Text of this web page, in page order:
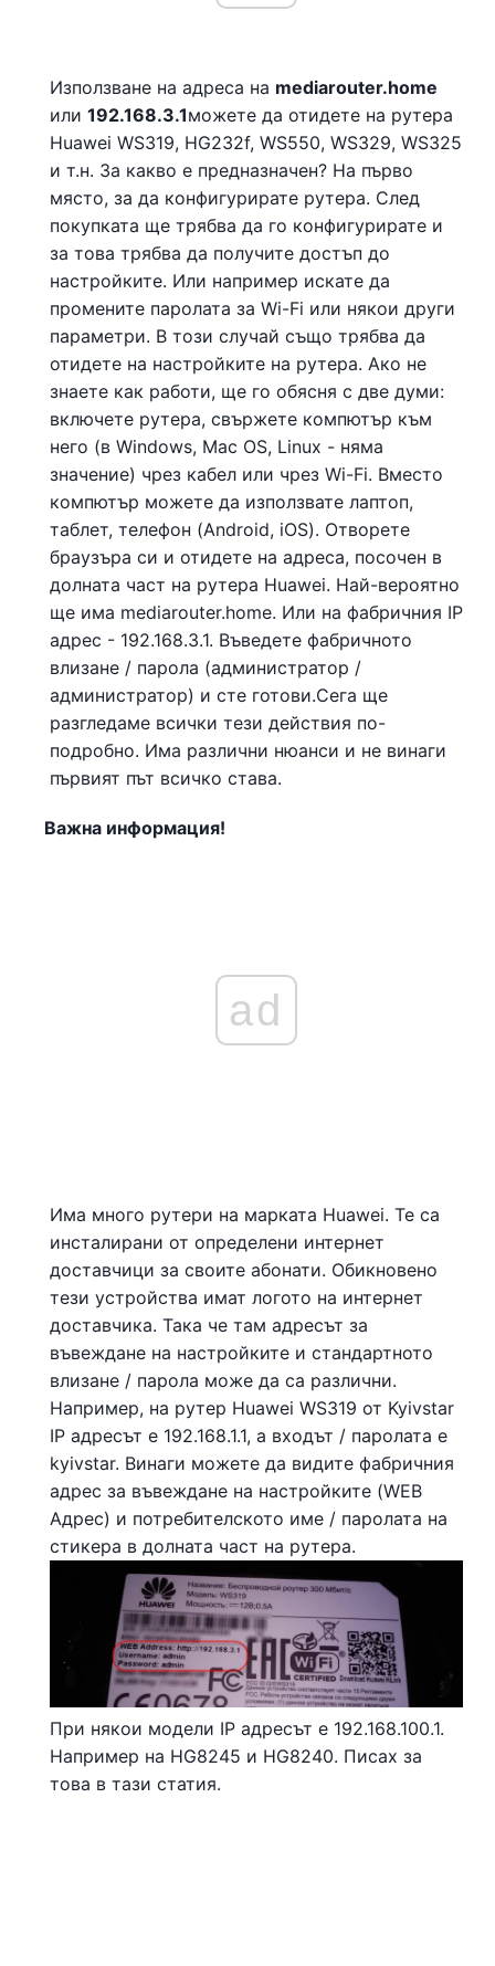
Използване на адреса на mediarouter.home
или 192.168.3.1можете да отидете на рутера
Huawei WS319, HG232f, WS550, WS329, WS325
и т.н. За какво е предназначен? На първо
място, за да конфигурирате рутера. След
покупката ще трябва да го конфигурирате и
за това трябва да получите достъп до
настройките. Или например искате да
промените паролата за Wi-Fi или някои други
параметри. В този случай също трябва да
отидете на настройките на рутера. Ако не
знаете как работи, ще го обясня с две думи:
включете рутера, свържете компютър към
него (в Windows, Mac OS, Linux - няма
значение) чрез кабел или чрез Wi-Fi. Вместо
компютър можете да използвате лаптоп,
таблет, телефон (Android, iOS). Отворете
браузъра си и отидете на адреса, посочен в
долната част на рутера Huawei. Най-вероятно
ще има mediarouter.home. Или на фабричния IP
адрес - 192.168.3.1. Въведете фабричното
влизане / парола (администратор /
администратор) и сте готови.Сега ще
разгледаме всички тези действия по-
подробно. Има различни нюанси и не винаги
първият път всичко става.
Важна информация!
ad
Има много рутери на марката Huawei. Те са
инсталирани от определени интернет
доставчици за своите абонати. Обикновено
тези устройства имат логото на интернет
доставчика. Така че там адресът за
въвеждане на настройките и стандартното
влизане / парола може да са различни.
Например, на рутер Huawei WS319 от Kyivstar
IP адресът е 192.168.1.1, а входът / паролата е
kyivstar. Винаги можете да видите фабричния
адрес за въвеждане на настройките (WEB
Адрес) и потребителското име / паролата на
стикера в долната част на рутера.
При някои модели IP адресът е 192.168.100.1.
Например на HG8245 и HG8240. Писах за
това в тази статия.